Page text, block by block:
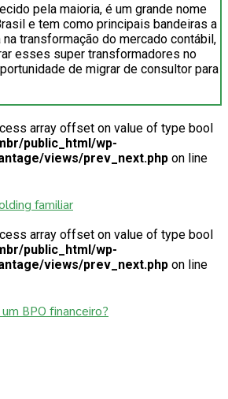
pela maioria, é um grande nome
e tem como principais bandeiras a
transformação do mercado contábil,
esses super transformadores no
de migrar de consultor para
array offset on value of type bool
public_html/wp-
views/prev_next.php on line
familiar
array offset on value of type bool
public_html/wp-
views/prev_next.php on line
BPO financeiro?